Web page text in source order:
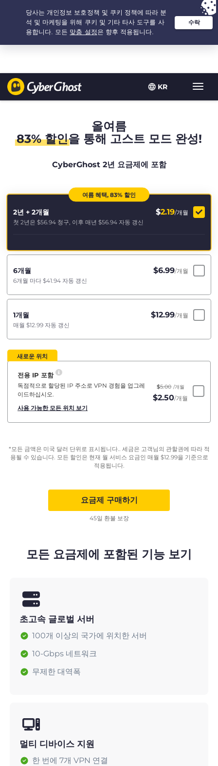
KR
탐
색
추천 옵션: 최저가 - 2.1666666666667년 $ 2.19 /개월
올여름
83% 할인을 통해 고스트 모드 완성!
CyberGhost 2년 요금제에 포함
여름 혜택, 83% 할인
2년 + 2개월 $2.19/개월
첫 2년은 $56.94 청구, 이후 매년 $56.94 자동 갱신
6개월 $6.99/개월
6개월 마다 $41.94 자동 갱신
1개월 $12.99/개월
매월 $12.99 자동 갱신
새로운 위치
전용 IP 포함
독점적으로 할당된 IP 주소로 VPN 경험을 업그레
이드하십시오.
사용 가능한 모든 위치 보기
$5.00 /개월
$2.50/개월
*모든 금액은 미국 달러 단위로 표시됩니다.. 세금은 고객님의 관할권에 따라 적
용될 수 있습니다. 모든 할인은 현재 월 서비스 요금인 매월 $12.99을 기준으로
적용됩니다.
요금제 구매하기
45일 환불 보장
모든 요금제에 포함된 기능 보기
초고속 글로벌 서버
100개 이상의 국가에 위치한 서버
10-Gbps 네트워크
무제한 대역폭
멀티 디바이스 지원
한 번에 7개 VPN 연결